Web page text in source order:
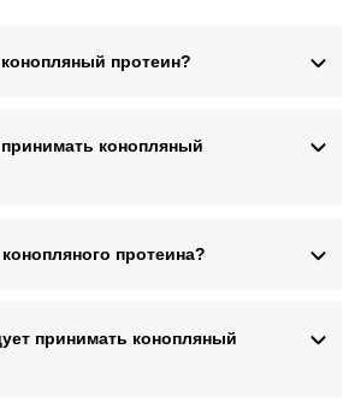
протеин?
конопляный
протеина?
принимать конопляный